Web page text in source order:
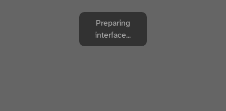
Preparing
interface...